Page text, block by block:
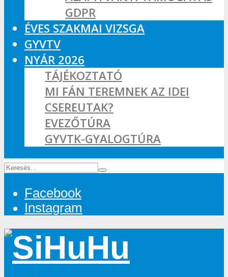
GDPR
ÉVES SZAKMAI VIZSGA
GYVTV
NYÁR 2026
TÁJÉKOZTATÓ
MI FÁN TEREMNEK AZ IDEI
CSEREUTAK?
EVEZŐTÚRA
GYVTK-GYALOGTÚRA
Facebook
Instagram